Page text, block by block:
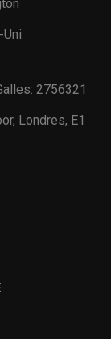
2756321
Londres, E1